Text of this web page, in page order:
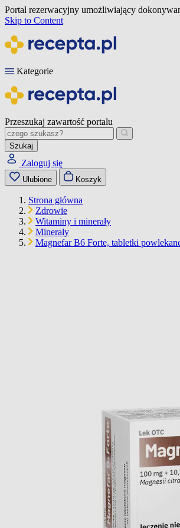
Portal rezerwacyjny umożliwiający
Skip to Content
Kategorie
Przeszukaj zawartość portalu
Szukaj
Zaloguj się
Ulubione Koszyk
Strona główna
Zdrowie
Witaminy i minerały
Minerały
Magnefar B6 Forte, tabletki